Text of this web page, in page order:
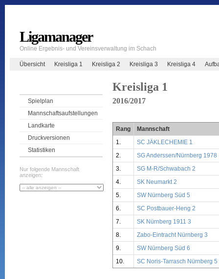
Ligamanager
Online Ergebnis- und Vereinsverwaltung im Schach
Übersicht Kreisliga 1 Kreisliga 2 Kreisliga 3 Kreisliga 4
Spielplan
Mannschaftsaufstellungen
Landkarte
Druckversionen
Statistiken
Nur folgende Mannschaft
anzeigen:
Kreisliga 1
2016/2017
Rang
Mannschaft
1.
SC JÄKLECHEMIE 1
2.
SG Anderssen/Nürnberg 1978
3.
SG M-R/Schwabach 2
4.
SK Neumarkt 2
5.
SW Nürnberg Süd 5
6.
SC Postbauer-Heng 2
7.
SK Nürnberg 1911 3
8.
Zabo-Eintracht Nürnberg 3
9.
SW Nürnberg Süd 6
10.
SC Noris-Tarrasch Nürnberg 5